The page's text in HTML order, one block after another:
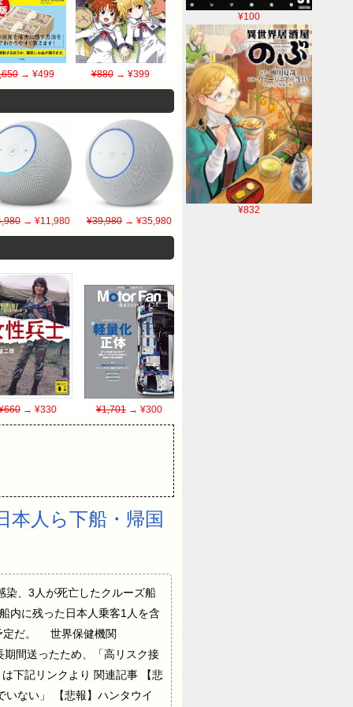
¥100
¥832
→ ¥499 ¥880→ ¥399
→ ¥11,980 ¥39,980→ ¥35,980
→ ¥330 ¥1,701→ ¥300
人ら下船・帰国
染、3人が死亡したクルーズ船
内に残った日本人乗客1人を含
定だ。 世界保健機関
間送ったため、「高リスク接
下記リンクより 関連記事 【悲
ない」 【悲報】ハンタウイ